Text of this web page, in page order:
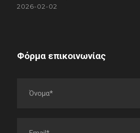
2026-02-02
Φόρμα επικοινωνίας